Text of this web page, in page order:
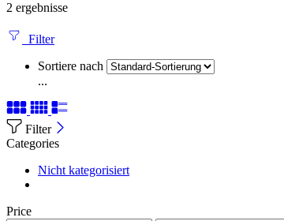
2 ergebnisse
Filter
Sortiere nach
...
Filter
Categories
Nicht kategorisiert
Price